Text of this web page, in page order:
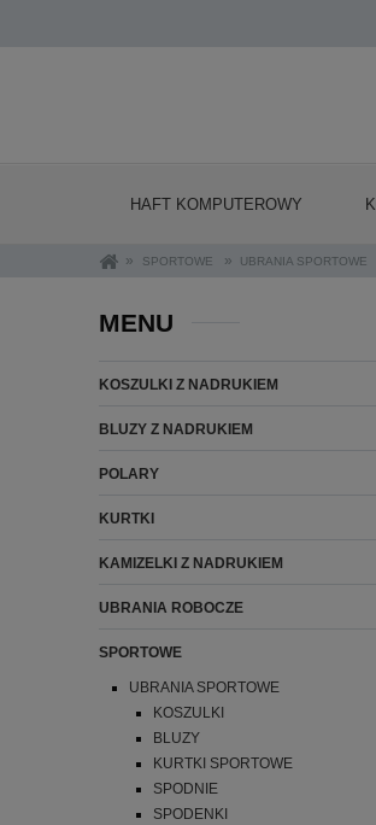
HAFT KOMPUTEROWY
» SPORTOWE » UBRANIA SPORTOWE
MENU
KOSZULKI Z NADRUKIEM
BLUZY Z NADRUKIEM
POLARY
KURTKI
KAMIZELKI Z NADRUKIEM
UBRANIA ROBOCZE
SPORTOWE
UBRANIA SPORTOWE
KOSZULKI
BLUZY
KURTKI SPORTOWE
SPODNIE
SPODENKI